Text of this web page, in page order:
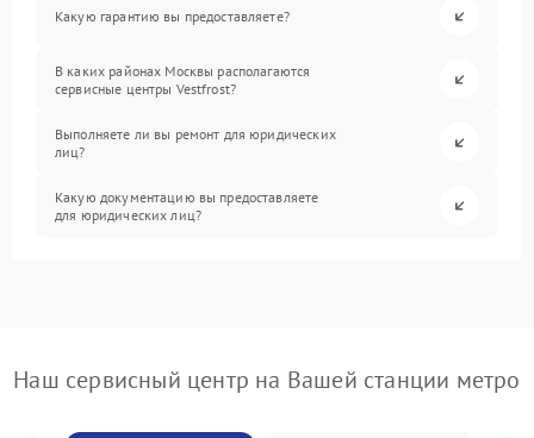
Какую гарантию вы предоставляете?
В каких районах Москвы располагаются
сервисные центры Vestfrost?
Выполняете ли вы ремонт для юридических
лиц?
Какую документацию вы предоставляете
для юридических лиц?
Наш сервисный центр на Вашей станции метро